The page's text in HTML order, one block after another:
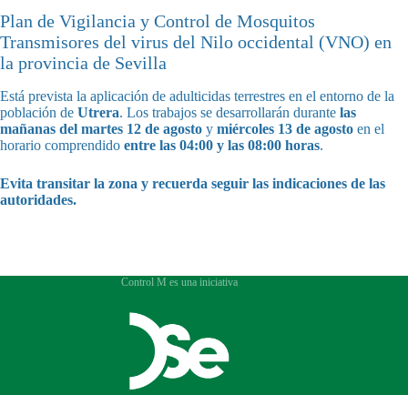
Plan de Vigilancia y Control de Mosquitos
Transmisores del virus del Nilo occidental (VNO) en
la provincia de Sevilla
Está prevista la aplicación de adulticidas terrestres en el entorno de la
población de Utrera. Los trabajos se desarrollarán durante las
mañanas del martes 12 de agosto y miércoles 13 de agosto en el
horario comprendido entre las 04:00 y las 08:00 horas.
Evita transitar la zona y recuerda seguir las indicaciones de las
autoridades.
Control M es una iniciativa